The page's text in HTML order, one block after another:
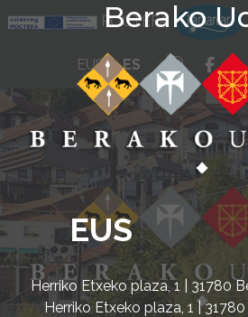
Berako
EUS
Herriko Etxeko plaza, 1 | 31780
Herriko Etxeko plaza, 1 |
POCTEFA
EUS ES